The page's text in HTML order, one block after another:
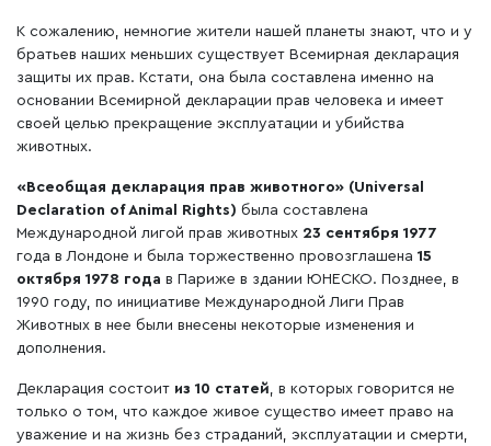
К сожалению, немногие жители нашей планеты знают, что и у
братьев наших меньших существует Всемирная декларация
защиты их прав. Кстати, она была составлена именно на
основании Всемирной декларации прав человека и имеет
своей целью прекращение эксплуатации и убийства
животных.
«Всеобщая декларация прав животного» (Universal
Declaration of Animal Rights) была составлена
Международной лигой прав животных 23 сентября 1977
года в Лондоне и была торжественно провозглашена 15
октября 1978 года в Париже в здании ЮНЕСКО. Позднее, в
1990 году, по инициативе Международной Лиги Прав
Животных в нее были внесены некоторые изменения и
дополнения.
Декларация состоит из 10 статей , в которых говорится не
только о том, что каждое живое существо имеет право на
уважение и на жизнь без страданий, эксплуатации и смерти,